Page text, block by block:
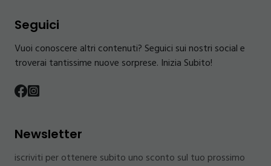
Seguici
Vuoi conoscere altri contenuti? Seguici sui nostri social e
troverai tantissime nuove sorprese. Inizia Subito!
Newsletter
iscriviti per ottenere subito uno sconto sul tuo prossimo